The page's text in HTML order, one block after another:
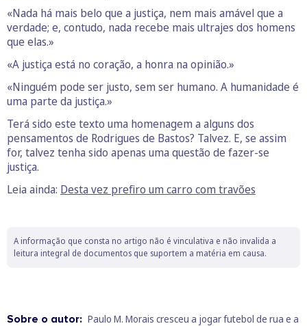
«Nada há mais belo que a justiça, nem mais amável que a
verdade; e, contudo, nada recebe mais ultrajes dos homens
que elas.»
«A justiça está no coração, a honra na opinião.»
«Ninguém pode ser justo, sem ser humano. A humanidade é
uma parte da justiça.»
Terá sido este texto uma homenagem a alguns dos
pensamentos de Rodrigues de Bastos? Talvez. E, se assim
for, talvez tenha sido apenas uma questão de fazer-se
justiça.
Leia ainda: Desta vez prefiro um carro com travões
A informação que consta no artigo não é vinculativa e não invalida a
leitura integral de documentos que suportem a matéria em causa.
Sobre o autor: Paulo M. Morais cresceu a jogar futebol de rua e a